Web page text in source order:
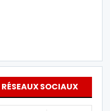
SOCIAUX